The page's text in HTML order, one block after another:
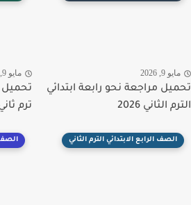
9, 2026
مراجعة نحو رابعة ابتدائي
الثاني 2026
مايو 9, 2026
تحميل
ترم ثاني 2026
الصف الرابع الابتدائي الترم الثاني الصف